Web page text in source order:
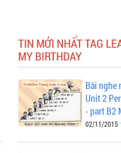
TIN MỚI NHẤT TAG
MY BIRTHDAY
Bài nghe
Unit 2
- part B2
02/11/2015